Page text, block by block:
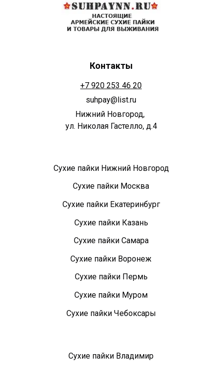
Контакты
+7 920 253 46 20
suhpay@list.ru
Нижний Новгород,
ул. Николая Гастелло, д.4
Сухие пайки Нижний Новгород
Сухие пайки Москва
Сухие пайки Екатеринбург
Сухие пайки Казань
Сухие пайки Самара
Сухие пайки Воронеж
Сухие пайки Пермь
Сухие пайки Муром
Сухие пайки Чебоксары
Сухие пайки Владимир